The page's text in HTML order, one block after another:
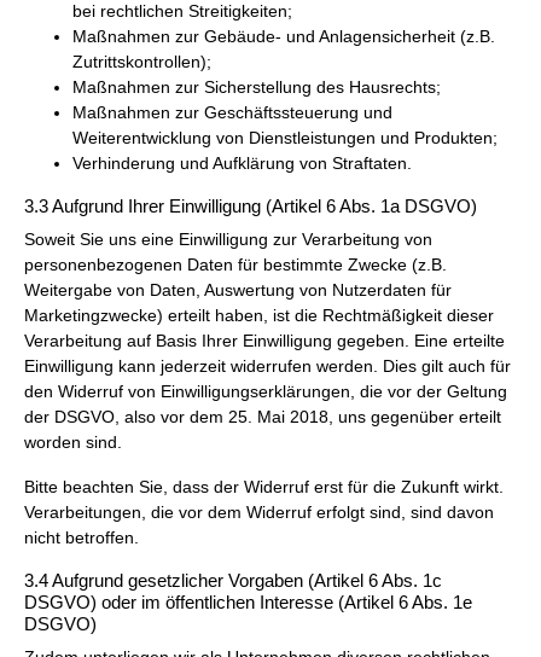
bei rechtlichen Streitigkeiten;
Maßnahmen zur Gebäude- und Anlagensicherheit (z.B.
Zutrittskontrollen);
Maßnahmen zur Sicherstellung des Hausrechts;
Maßnahmen zur Geschäftssteuerung und
Weiterentwicklung von Dienstleistungen und Produkten;
Verhinderung und Aufklärung von Straftaten.
3.3 Aufgrund Ihrer Einwilligung (Artikel 6 Abs. 1a DSGVO)
Soweit Sie uns eine Einwilligung zur Verarbeitung von
personenbezogenen Daten für bestimmte Zwecke (z.B.
Weitergabe von Daten, Auswertung von Nutzerdaten für
Marketingzwecke) erteilt haben, ist die Rechtmäßigkeit dieser
Verarbeitung auf Basis Ihrer Einwilligung gegeben. Eine erteilte
Einwilligung kann jederzeit widerrufen werden. Dies gilt auch für
den Widerruf von Einwilligungserklärungen, die vor der Geltung
der DSGVO, also vor dem 25. Mai 2018, uns gegenüber erteilt
worden sind.
Bitte beachten Sie, dass der Widerruf erst für die Zukunft wirkt.
Verarbeitungen, die vor dem Widerruf erfolgt sind, sind davon
nicht betroffen.
3.4 Aufgrund gesetzlicher Vorgaben (Artikel 6 Abs. 1c
DSGVO) oder im öffentlichen Interesse (Artikel 6 Abs. 1e
DSGVO)